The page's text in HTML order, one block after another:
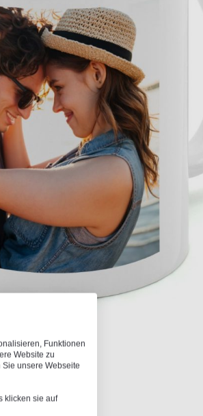
Funktionen
Website zu
unsere Webseite
klicken sie auf